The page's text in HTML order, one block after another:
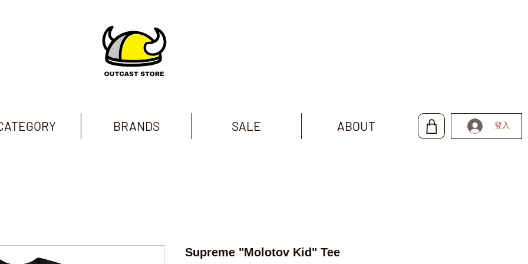
BRANDS SALE ABOUT 登入
Supreme "Molotov Kid" Tee